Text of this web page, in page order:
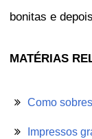
bonitas e
MATÉRIAS
Como
Impressos